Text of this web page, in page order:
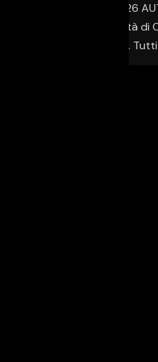
© Copyright 2026
02650950542 – Città di
Creative Agency.